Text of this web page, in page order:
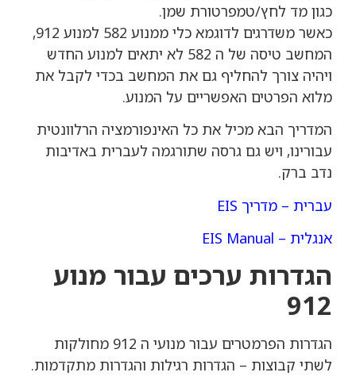
כגון מד לחץ/טמפרטורת שמן.
כאשר משדרגים לדוגמא כלי ממנוע 582 למנוע 912,
המחשב טיסה של ה 582 לא יתאים למנוע החדש
ויהיה צורך להחליף גם את המחשב בכדי לקבל את
מלוא הפרטים האפשריים על המנוע.
המדריך הבא מכיל את כל האינפורמציה הרלוונטית
עבורינו, ויש גם גרסה שתורגמה לעברית באדיבות
נדב ברק.
עברית – מדריך EIS
אנגלית – EIS Manual
הגדרות ערכים עבור מנוע
912
הגדרות הפרמטרים עבור מנועי ה 912 מחולקות
לשתי קבוצות – הגדרות רגילות והגדרות מתקדמות.